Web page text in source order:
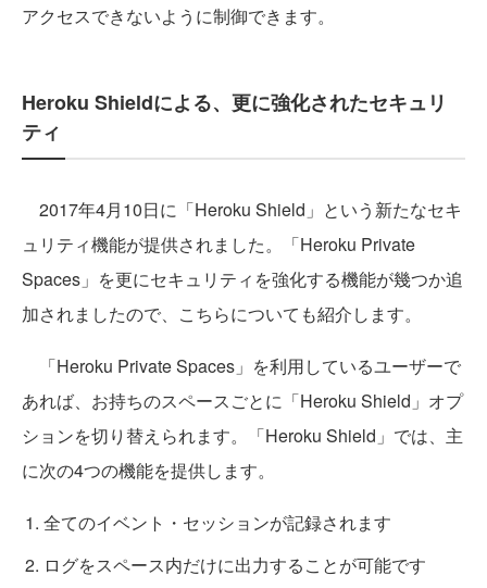
アクセスできないように制御できます。
Heroku Shieldによる、更に強化されたセキュリ
ティ
2017年4月10日に「Heroku Shield」という新たなセキ
ュリティ機能が提供されました。「Heroku Private
Spaces」を更にセキュリティを強化する機能が幾つか追
加されましたので、こちらについても紹介します。
「Heroku Private Spaces」を利用しているユーザーで
あれば、お持ちのスペースごとに「Heroku Shield」オプ
ションを切り替えられます。「Heroku Shield」では、主
に次の4つの機能を提供します。
全てのイベント・セッションが記録されます
ログをスペース内だけに出力することが可能です